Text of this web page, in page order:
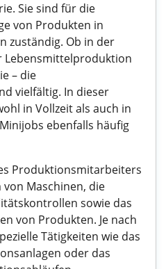
Sie sind für die
von Produkten in
zuständig. Ob in der
– die
vielfältig. In dieser
in Vollzeit als auch in
ebenfalls häufig
Produktionsmitarbeiters
Maschinen, die
sowie das
von Produkten. Je nach
Tätigkeiten wie das
oder das